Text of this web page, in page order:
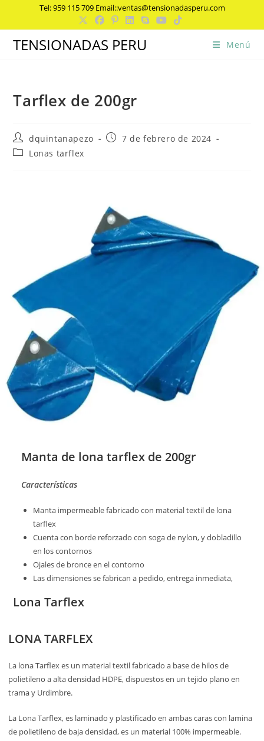
Tel: 959 115 709 Email::ventas@tensionadasperu.com
TENSIONADAS PERU Menú
Tarflex de 200gr
Autor
de
la
dquintanapezo
Publicación
7 de febrero de 2024
Categoría
Lonas tarflex
Manta de lona tarflex de 200gr
Características
Manta impermeable fabricado con material textil de lona
tarflex
Cuenta con borde reforzado con soga de nylon, y dobladillo
en los contornos
Ojales de bronce en el contorno
Las dimensiones se fabrican a pedido, entrega inmediata,
Lona Tarflex
LONA TARFLEX
La lona Tarflex es un material textil fabricado a base de hilos de
polietileno a alta densidad HDPE, dispuestos en un tejido plano en
trama y Urdimbre.
La Lona Tarflex, es laminado y plastificado en ambas caras con lamina
de polietileno de baja densidad, es un material 100% impermeable.